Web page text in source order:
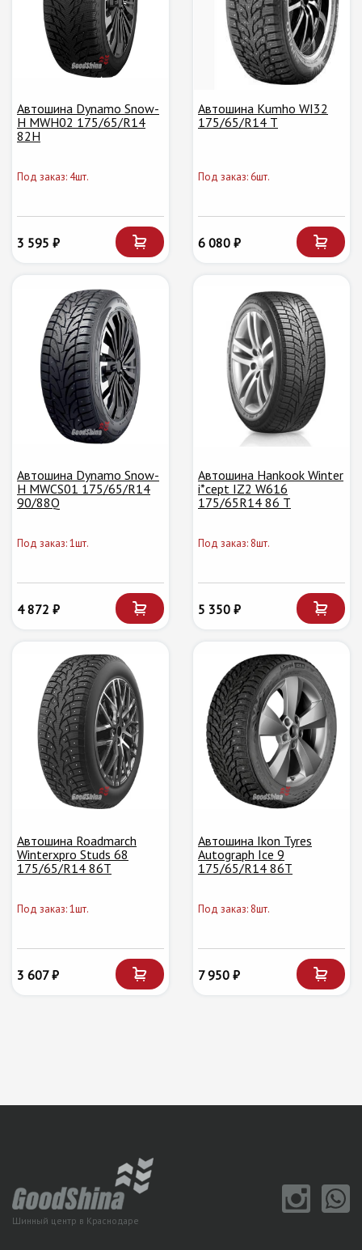
Автошина Dynamo Snow-
H MWH02 175/65/R14
82H
Под заказ: 4шт.
3 595 ₽
Автошина Kumho WI32
175/65/R14 T
Под заказ: 6шт.
6 080 ₽
Автошина Dynamo Snow-
H MWCS01 175/65/R14
90/88Q
Под заказ: 1шт.
4 872 ₽
Автошина Hankook Winter
i*cept IZ2 W616
175/65R14 86 T
Под заказ: 8шт.
5 350 ₽
Автошина Roadmarch
Winterxpro Studs 68
175/65/R14 86T
Под заказ: 1шт.
3 607 ₽
Автошина Ikon Tyres
Autograph Ice 9
175/65/R14 86T
Под заказ: 8шт.
7 950 ₽
Шинный центр в Краснодаре